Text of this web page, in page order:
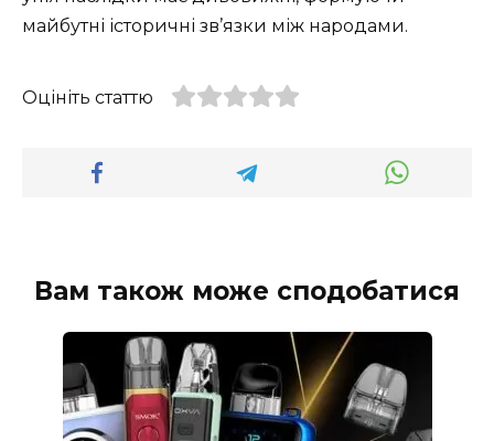
майбутні історичні зв’язки між народами.
Оцініть статтю
Вам також може сподобатися